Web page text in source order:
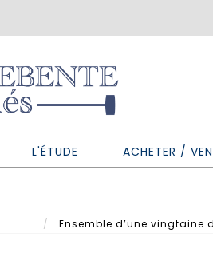
L'ÉTUDE ACHETER /
Ensemble d’une vingtaine